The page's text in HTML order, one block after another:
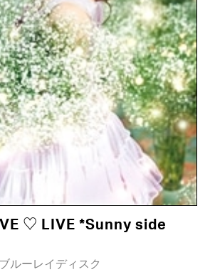
♡ LIVE *Sunny side
ブルーレイディスク